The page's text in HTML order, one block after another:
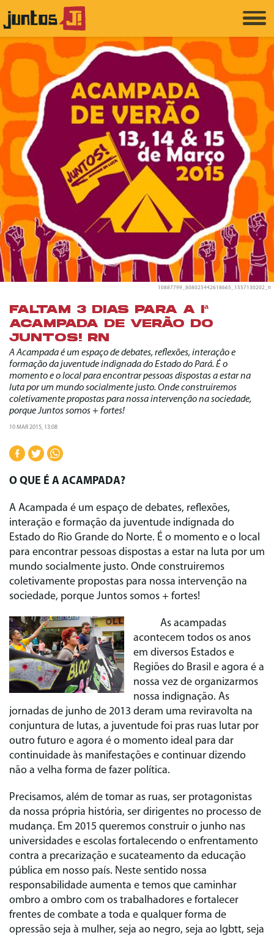
10887799_808025442618665_1557130202_n
FALTAM 3 DIAS PARA A Iª
ACAMPADA DE VERÃO DO
JUNTOS! RN
A Acampada é um espaço de debates, reflexões, interação e
formação da juventude indignada do Estado do Pará. É o
momento e o local para encontrar pessoas dispostas a estar na
luta por um mundo socialmente justo. Onde construiremos
coletivamente propostas para nossa intervenção na sociedade,
porque Juntos somos + fortes!
10 MAR 2015, 13:08
O QUE É A ACAMPADA?
A Acampada é um espaço de debates, reflexões,
interação e formação da juventude indignada do
Estado do Rio Grande do Norte. É o momento e o local
para encontrar pessoas dispostas a estar na luta por um
mundo socialmente justo. Onde construiremos
coletivamente propostas para nossa intervenção na
sociedade, porque Juntos somos + fortes!
As acampadas
acontecem todos os anos
em diversos Estados e
Regiões do Brasil e agora é a
nossa vez de organizarmos
nossa indignação. As
jornadas de junho de 2013 deram uma reviravolta na
conjuntura de lutas, a juventude foi pras ruas lutar por
outro futuro e agora é o momento ideal para dar
continuidade às manifestações e continuar dizendo
não a velha forma de fazer política.
Precisamos, além de tomar as ruas, ser protagonistas
da nossa própria história, ser dirigentes no processo de
mudança. Em 2015 queremos construir o junho nas
universidades e escolas fortalecendo o enfrentamento
contra a precarização e sucateamento da educação
pública em nosso país. Neste sentido nossa
responsabilidade aumenta e temos que caminhar
ombro a ombro com os trabalhadores e fortalecer
frentes de combate a toda e qualquer forma de
opressão seja à mulher, seja ao negro, seja ao lgbtt, seja